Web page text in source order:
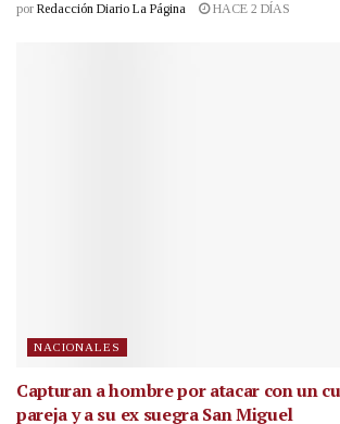
por Redacción Diario La Página HACE 2 DÍAS
NACIONALES
Capturan a hombre por atacar con un
pareja y a su ex suegra San Miguel